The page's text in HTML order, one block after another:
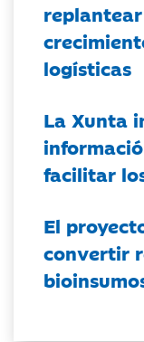
logísticas
La Xunta
facilitar
El
convertir